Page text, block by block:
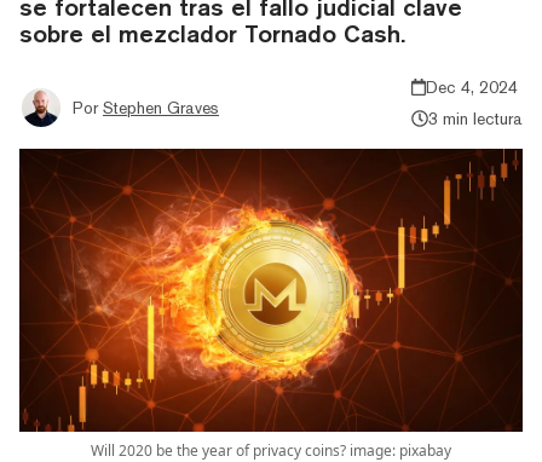
se fortalecen tras el fallo judicial clave
sobre el mezclador Tornado Cash.
Por Stephen Graves
Dec 4, 2024
3 min lectura
Will 2020 be the year of privacy coins? image: pixabay